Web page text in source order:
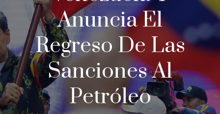
Anuncia El
Regreso De Las
Sanciones Al
Petróleo